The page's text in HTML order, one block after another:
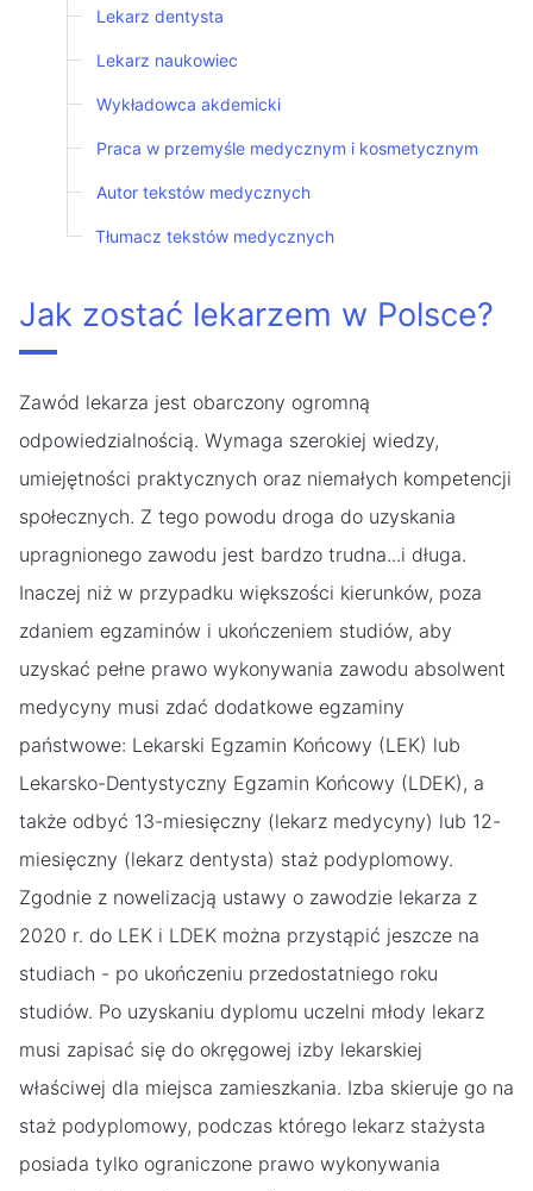
Lekarz dentysta
Lekarz naukowiec
Wykładowca akdemicki
Praca w przemyśle medycznym i kosmetycznym
Autor tekstów medycznych
Tłumacz tekstów medycznych
Jak zostać lekarzem w Polsce?
Zawód lekarza jest obarczony ogromną
odpowiedzialnością. Wymaga szerokiej wiedzy,
umiejętności praktycznych oraz niemałych kompetencji
społecznych. Z tego powodu droga do uzyskania
upragnionego zawodu jest bardzo trudna...i długa.
Inaczej niż w przypadku większości kierunków, poza
zdaniem egzaminów i ukończeniem studiów, aby
uzyskać pełne prawo wykonywania zawodu absolwent
medycyny musi zdać dodatkowe egzaminy
państwowe: Lekarski Egzamin Końcowy (LEK) lub
Lekarsko-Dentystyczny Egzamin Końcowy (LDEK), a
także odbyć 13-miesięczny (lekarz medycyny) lub 12-
miesięczny (lekarz dentysta) staż podyplomowy.
Zgodnie z nowelizacją ustawy o zawodzie lekarza z
2020 r. do LEK i LDEK można przystąpić jeszcze na
studiach - po ukończeniu przedostatniego roku
studiów. Po uzyskaniu dyplomu uczelni młody lekarz
musi zapisać się do okręgowej izby lekarskiej
właściwej dla miejsca zamieszkania. Izba skieruje go na
staż podyplomowy, podczas którego lekarz stażysta
posiada tylko ograniczone prawo wykonywania